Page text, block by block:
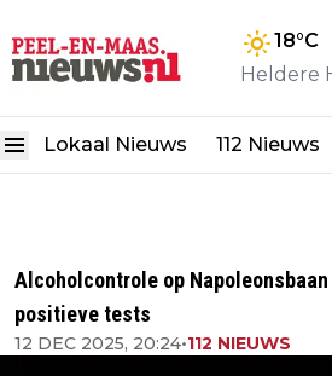
18°C
Heldere
Lokaal Nieuws 112 Nieuws
Alcoholcontrole op Napoleonsbaan
positieve tests
12 DEC 2025, 20:24•112 NIEUWS